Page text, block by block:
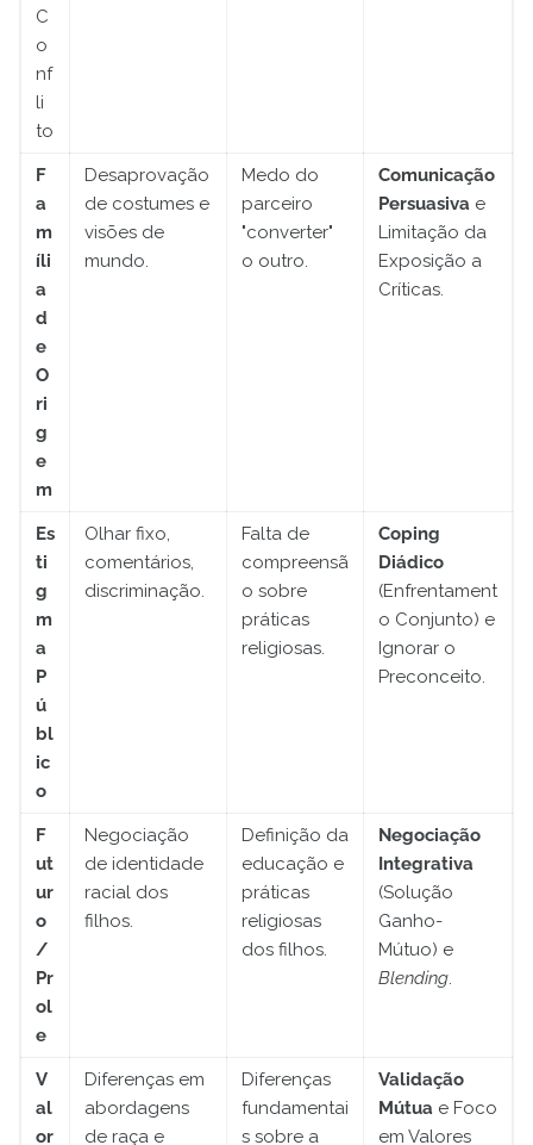
C
o
nf
li
to
F
a
m
íli
a
d
e
O
ri
g
e
m
Desaprovação
de costumes e
visões de
mundo.
Medo do
parceiro
"converter"
o outro.
Comunicação
Persuasiva e
Limitação da
Exposição a
Críticas.
Es
ti
g
m
a
P
ú
bl
ic
o
Olhar fixo,
comentários,
discriminação.
Falta de
compreensã
o sobre
práticas
religiosas.
Coping
Diádico
(Enfrentament
o Conjunto) e
Ignorar o
Preconceito.
F
ut
ur
o
/
Pr
ol
e
Negociação
de identidade
racial dos
filhos.
Definição da
educação e
práticas
religiosas
dos filhos.
Negociação
Integrativa
(Solução
Ganho-
Mútuo) e
Blending.
V
al
or
Diferenças em
abordagens
de raça e
Diferenças
fundamentai
s sobre a
Validação
Mútua e Foco
em Valores